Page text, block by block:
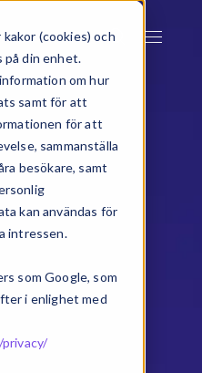
(cookies) och
på din enhet.
om hur
samt för att
för att
sammanställa
besökare, samt
kan användas för
intressen.
som Google, som
i enlighet med